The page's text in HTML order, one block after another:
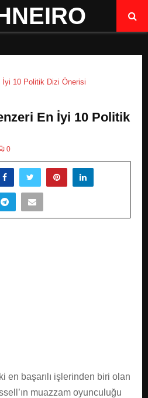
10 Politik Dizi Önerisi
En İyi 10 Politik
0
en başarılı işlerinden biri olan
muazzam oyunculuğu